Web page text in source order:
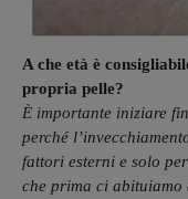
A che età è
propria pelle?
È importante iniziare
perché
fattori esterni e solo
che prima ci